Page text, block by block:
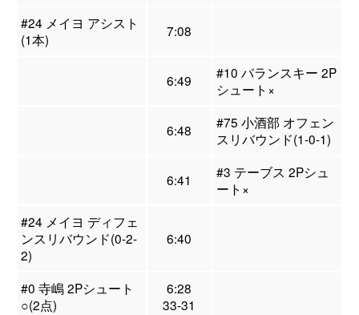
#24 メイヨ アシスト
(1本)
7:08
6:49
#10 バランスキー 2P
シュート×
6:48
#75 小酒部 オフェン
スリバウンド(1-0-1)
6:41
#3 テーブス 2Pシュ
ート×
#24 メイヨ ディフェ
ンスリバウンド(0-2-
2)
6:40
#0 寺嶋 2Pシュート
○(2点)
6:28
33-31